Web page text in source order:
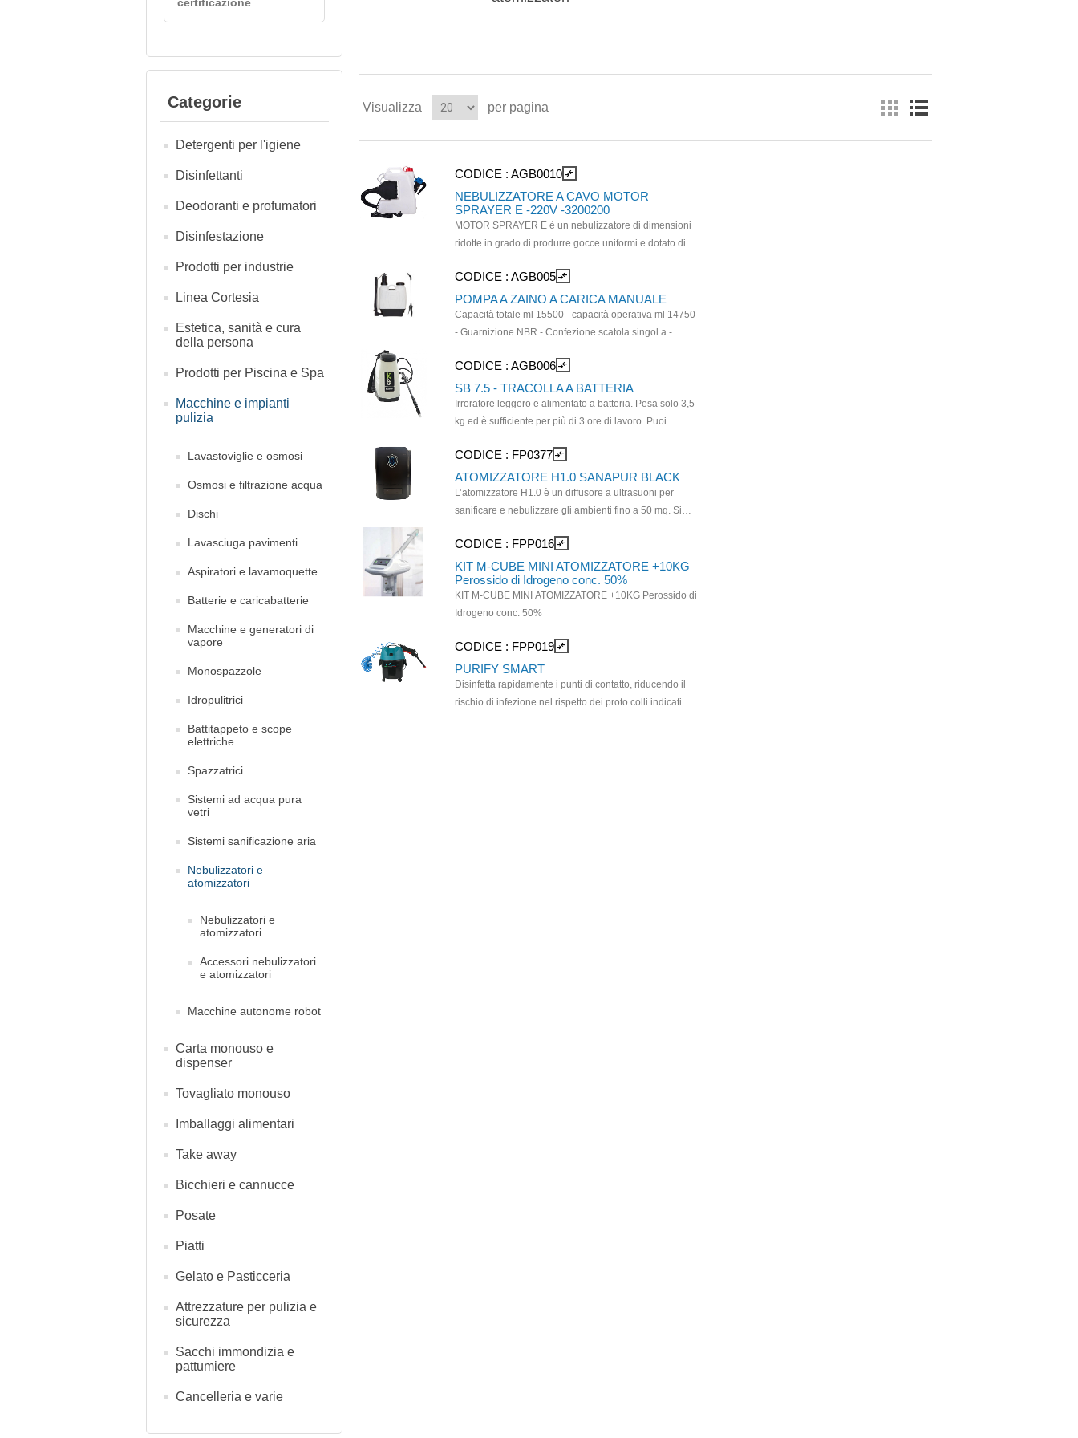
Categorie
Detergenti per l'igiene
Disinfettanti
Deodoranti e profumatori
Disinfestazione
Prodotti per industrie
Linea Cortesia
Estetica, sanità e cura
della persona
Prodotti per Piscina e Spa
Macchine e impianti
pulizia
Lavastoviglie e osmosi
Osmosi e filtrazione acqua
Dischi
Lavasciuga pavimenti
Aspiratori e lavamoquette
Batterie e caricabatterie
Macchine e generatori di
vapore
Monospazzole
Idropulitrici
Battitappeto e scope
elettriche
Spazzatrici
Sistemi ad acqua pura
vetri
Sistemi sanificazione aria
Nebulizzatori e
atomizzatori
Nebulizzatori e
atomizzatori
Accessori nebulizzatori
e atomizzatori
Macchine autonome robot
Carta monouso e
dispenser
Tovagliato monouso
Imballaggi alimentari
Take away
Bicchieri e cannucce
Posate
Piatti
Gelato e Pasticceria
Attrezzature per pulizia e
sicurezza
Sacchi immondizia e
pattumiere
Cancelleria e varie
Visualizza per pagina
CODICE : AGB0010 compare_arrows
NEBULIZZATORE A CAVO MOTOR
SPRAYER E -220V -3200200
MOTOR SPRAYER E è un nebulizzatore di dimensioni
ridotte in grado di produrre gocce uniformi e dotato di
prestazioni stabili, affidabile e durevole. Risulta
un’ottima attrezzatura per trattamenti sul verde e
applicazioni in serra.Può essere impiegato anche per
trattamenti di igiene, disinfezione e disinfestazione in
zootecniche.
CODICE : AGB005 compare_arrows
POMPA A ZAINO A CARICA MANUALE
Capacità totale ml 15500 - capacità operativa ml 14750
- Guarnizione NBR - Confezione scatola singol a -
e ventaglio - tracolla regolabile da cm 120 - tubo da 1,4
m - sistema brevettato di decompressione automatico.
Ideale per trattamenti sinfestazione e sanificazione in
ambienti rurali, civili, stalle ed allevamenti ed in edilizia.
ridurre lo sforzo dell’operatore ed a ottenere ottim e
prestazioni per un uso prolungato.
CODICE : AGB006 compare_arrows
SB 7.5 - TRACOLLA A BATTERIA
Irroratore leggero e alimentato a batteria. Pesa solo 3,5
kg ed è sufficiente per più di 3 ore di lavoro. Puoi
Dotazione: e lancia con valvola dosatrice integrata.
Lancia telescopica con ugello regolabile MR 1,5 mm.
Batter ia da 3,4 Ah. Alimentatore per caricare la
batteria. Imbuto con filtro. Ugello aggiuntivo MR 1,0 mm
al silicone. Contiene fino a 7.5 litri di l iquido
CODICE : FP0377 compare_arrows
ATOMIZZATORE H1.0 SANAPUR BLACK
L’atomizzatore H1.0 è un diffusore a ultrasuoni per
sanificare e nebulizzare gli ambienti fino a 50 mq. Si
professionale degli spazi che agisce in maniera
continuativa anche in presenza di persone senza
essere nocivo o invasivo. 13,5 ore di durata massima
ad uso continuo, serbatoio da 3,8 lt e vaporizzazione
massima di 280 ml/ora. Rumore: 35 dB. Si consiglia
0368.
CODICE : FPP016 compare_arrows
KIT M-CUBE MINI ATOMIZZATORE +10KG
Perossido di Idrogeno conc. 50%
KIT M-CUBE MINI ATOMIZZATORE +10KG Perossido di
Idrogeno conc. 50%
CODICE : FPP019 compare_arrows
PURIFY SMART
Disinfetta rapidamente i punti di contatto, riducendo il
rischio di infezione nel rispetto dei proto colli indicati.